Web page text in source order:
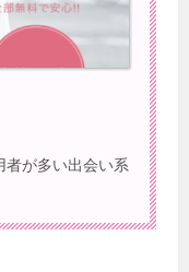
が多い出会い系